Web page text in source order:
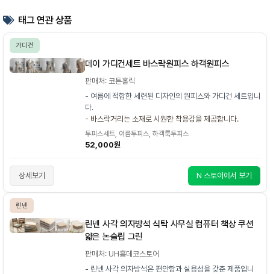
태그 연관 상품
가디건
데이 가디건세트 바스락원피스 하객원피스
판매처: 코튼홀릭
- 여름에 적합한 세련된 디자인의 원피스와 가디건 세트입니
다.
- 바스락거리는 소재로 시원한 착용감을 제공합니다.
투피스세트, 여름투피스, 하객룩투피스
52,000원
상세보기 N 스토어에서 보기
린넨
린넨 사각 의자방석 식탁 사무실 컴퓨터 책상 쿠션
얇은 논슬립 그린
판매처: UH홈데코스토어
- 린넨 사각 의자방석은 편안함과 실용성을 갖춘 제품입니